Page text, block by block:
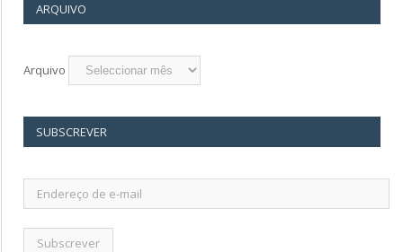
ARQUIVO
Arquivo
SUBSCREVER
Endereço